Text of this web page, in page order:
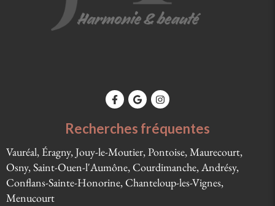
Recherches fréquentes
Vauréal, Éragny, Jouy-le-Moutier, Pontoise, Maurecourt,
Osny, Saint-Ouen-l'Aumône, Courdimanche, Andrésy,
Conflans-Sainte-Honorine, Chanteloup-les-Vignes,
Menucourt